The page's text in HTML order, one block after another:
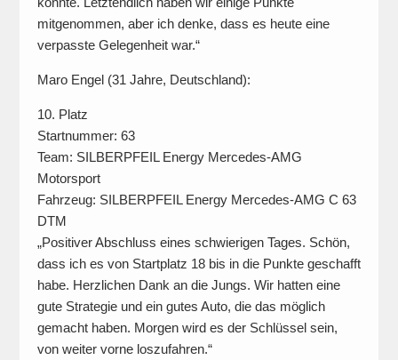
mitgenommen, aber ich denke, dass es heute eine
verpasste Gelegenheit war.“
Maro Engel (31 Jahre, Deutschland):
10. Platz
Startnummer: 63
Team: SILBERPFEIL Energy Mercedes-AMG
Motorsport
Fahrzeug: SILBERPFEIL Energy Mercedes-AMG C 63
DTM
„Positiver Abschluss eines schwierigen Tages. Schön,
dass ich es von Startplatz 18 bis in die Punkte geschafft
habe. Herzlichen Dank an die Jungs. Wir hatten eine
gute Strategie und ein gutes Auto, die das möglich
gemacht haben. Morgen wird es der Schlüssel sein,
von weiter vorne loszufahren.“